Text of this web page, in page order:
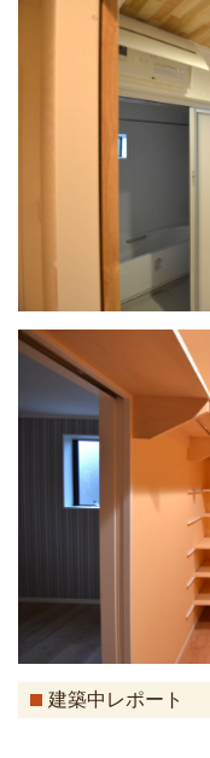
建築中レポート